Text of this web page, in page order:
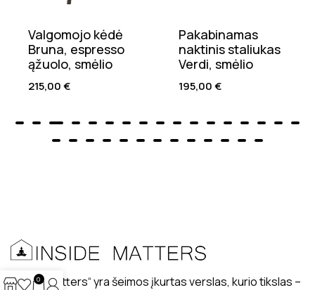
Valgomojo kėdė
Bruna, espresso
ąžuolo, smėlio
215,00€
Pakabinamas
naktinis staliukas
Verdi, smėlio
195,00€
„Inside matters“ yra šeimos įkurtas verslas, kurio tikslas –
0